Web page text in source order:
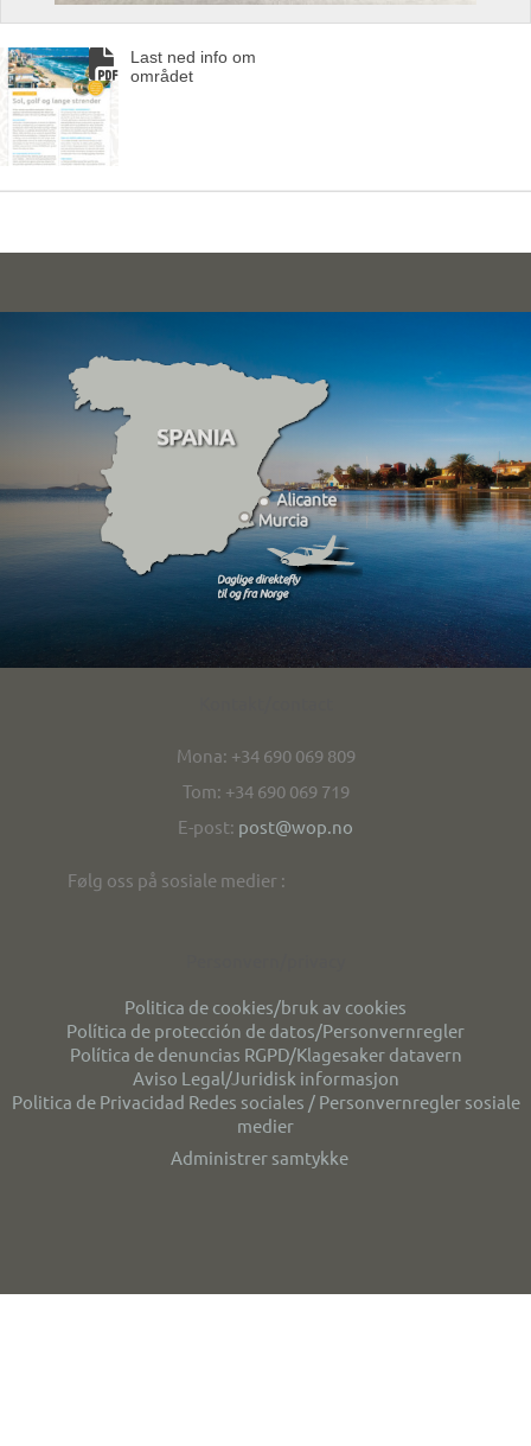
Last ned info om
området
Mona: +34 690 069 809
Tom: +34 690 069 719
E-post: post@wop.no
Følg oss på sosiale medier :
Politica de cookies/bruk av cookies
Política de protección de datos/Personvernregler
Política de denuncias RGPD/Klagesaker datavern
Aviso Legal/Juridisk informasjon
Politica de Privacidad Redes sociales / Personvernregler sosiale
medier
Administrer samtykke